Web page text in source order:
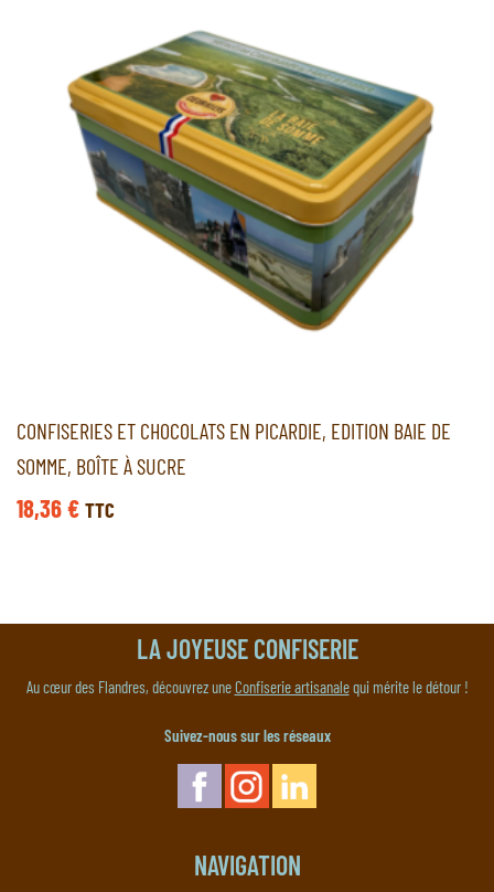
CONFISERIES ET CHOCOLATS EN PICARDIE, EDITION BAIE DE
SOMME, BOÎTE À SUCRE
18,36€ TTC
LA JOYEUSE CONFISERIE
Au cœur des Flandres, découvrez uneConfiserie artisanalequi mérite le détour !
Suivez-nous sur les réseaux
NAVIGATION